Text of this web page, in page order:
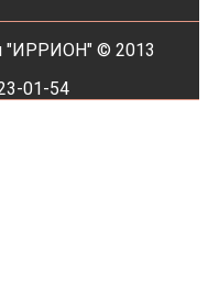
"ИРРИОН" © 2013
01-54